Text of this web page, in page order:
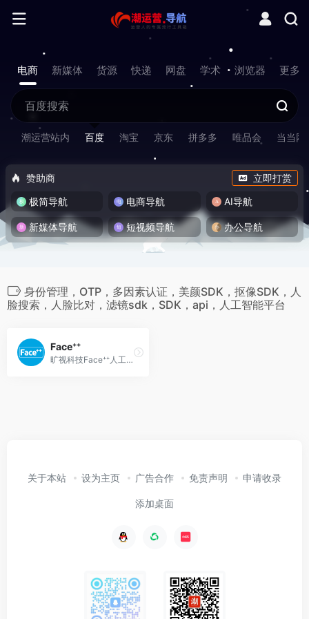
电商 新媒体 货源 快递 网盘 学术 浏览器 更多
潮运营站内 百度 淘宝 京东 拼多多 唯品会 当当网
赞助商
立即打赏
极简导航
电商导航 AI导航
新媒体导航 短视频导航 办公导航
身份管理，OTP，多因素认证，美颜SDK，抠像SDK，人
脸搜索，人脸比对，滤镜sdk，SDK，api，人工智能平台
Face⁺⁺
旷视科技Face⁺⁺人工智能开放平台,为您提供人脸识别,换脸,银行业OCR等各类人体,图像,文字识别功能服务,让你的应用读懂世界.
关于本站 设为主页 广告合作 免责声明 申请收录
添加桌面